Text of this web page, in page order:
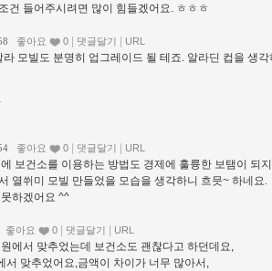
건 들어주시려면 많이 힘들겠어요. ㅎㅎㅎ
좋아요 0 댓글달기 URL
모빌도 분명히 업그레이드 될 테죠. 알라딘 컵을 생각
좋아요 0 댓글달기 URL
보건소를 이용하는 방법도 경제에 훌륭한 보탬이 되
열쒸미 모빌 만들었을 모습을 생각하니 흐믓~ 하네요.
하겠어요 ^^
좋아요 0 댓글달기 URL
에서 맞추었는데 보건소도 괜찮다고 하던데요,
서 맞추었어요,금액이 차이가 너무 많아서,